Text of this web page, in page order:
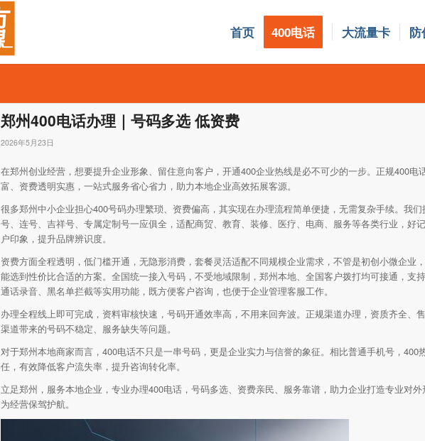
首页 400电话 大流量卡 防
郑州400电话办理｜号码多选 低资费
2026年5月23日
在郑州创业经营，想要提升企业形象、留住意向客户，开通400企业热线是必不可少的一步。正规400电
富、资费透明实惠，一站式服务省心省力，助力本地企业高效拓展客源。
很多郑州中小企业担心400号码办理繁琐、资费偏高，其实现在办理流程简单便捷，无需复杂手续。我
号、连号、吉祥号、专属定制号一应俱全，适配商贸、教育、装修、医疗、电商、服务等各类行业，好
户印象，提升品牌辨识度。
资费方面全程透明，低门槛开通，无隐形消费，套餐灵活适配不同规模企业需求，不管是初创小微企业
能选到性价比合适的方案。全国统一接入号码，不受地域限制，郑州本地、全国客户拨打均可接通，支持
通话录音、黑名单拦截等实用功能，既方便客户咨询，也便于企业管理客服工作。
办理全程线上即可完成，资料审核快速，号码开通效率高，不用来回奔波。正规渠道办理，资质齐全、
渠道带来的号码不稳定、服务缺失等问题。
对于郑州本地商家而言，400电话不只是一串号码，更是企业实力与信誉的象征。相比普通手机号，400
任，有效降低客户流失率，提升咨询转化率。
立足郑州，服务本地企业，专业办理400电话，号码多选、资费亲民、服务靠谱，助力企业打造专业对
为经营保驾护航。